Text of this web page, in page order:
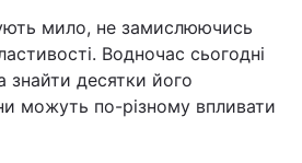
мило, не замислюючись
Водночас сьогодні
десятки його
можуть по-різному впливати